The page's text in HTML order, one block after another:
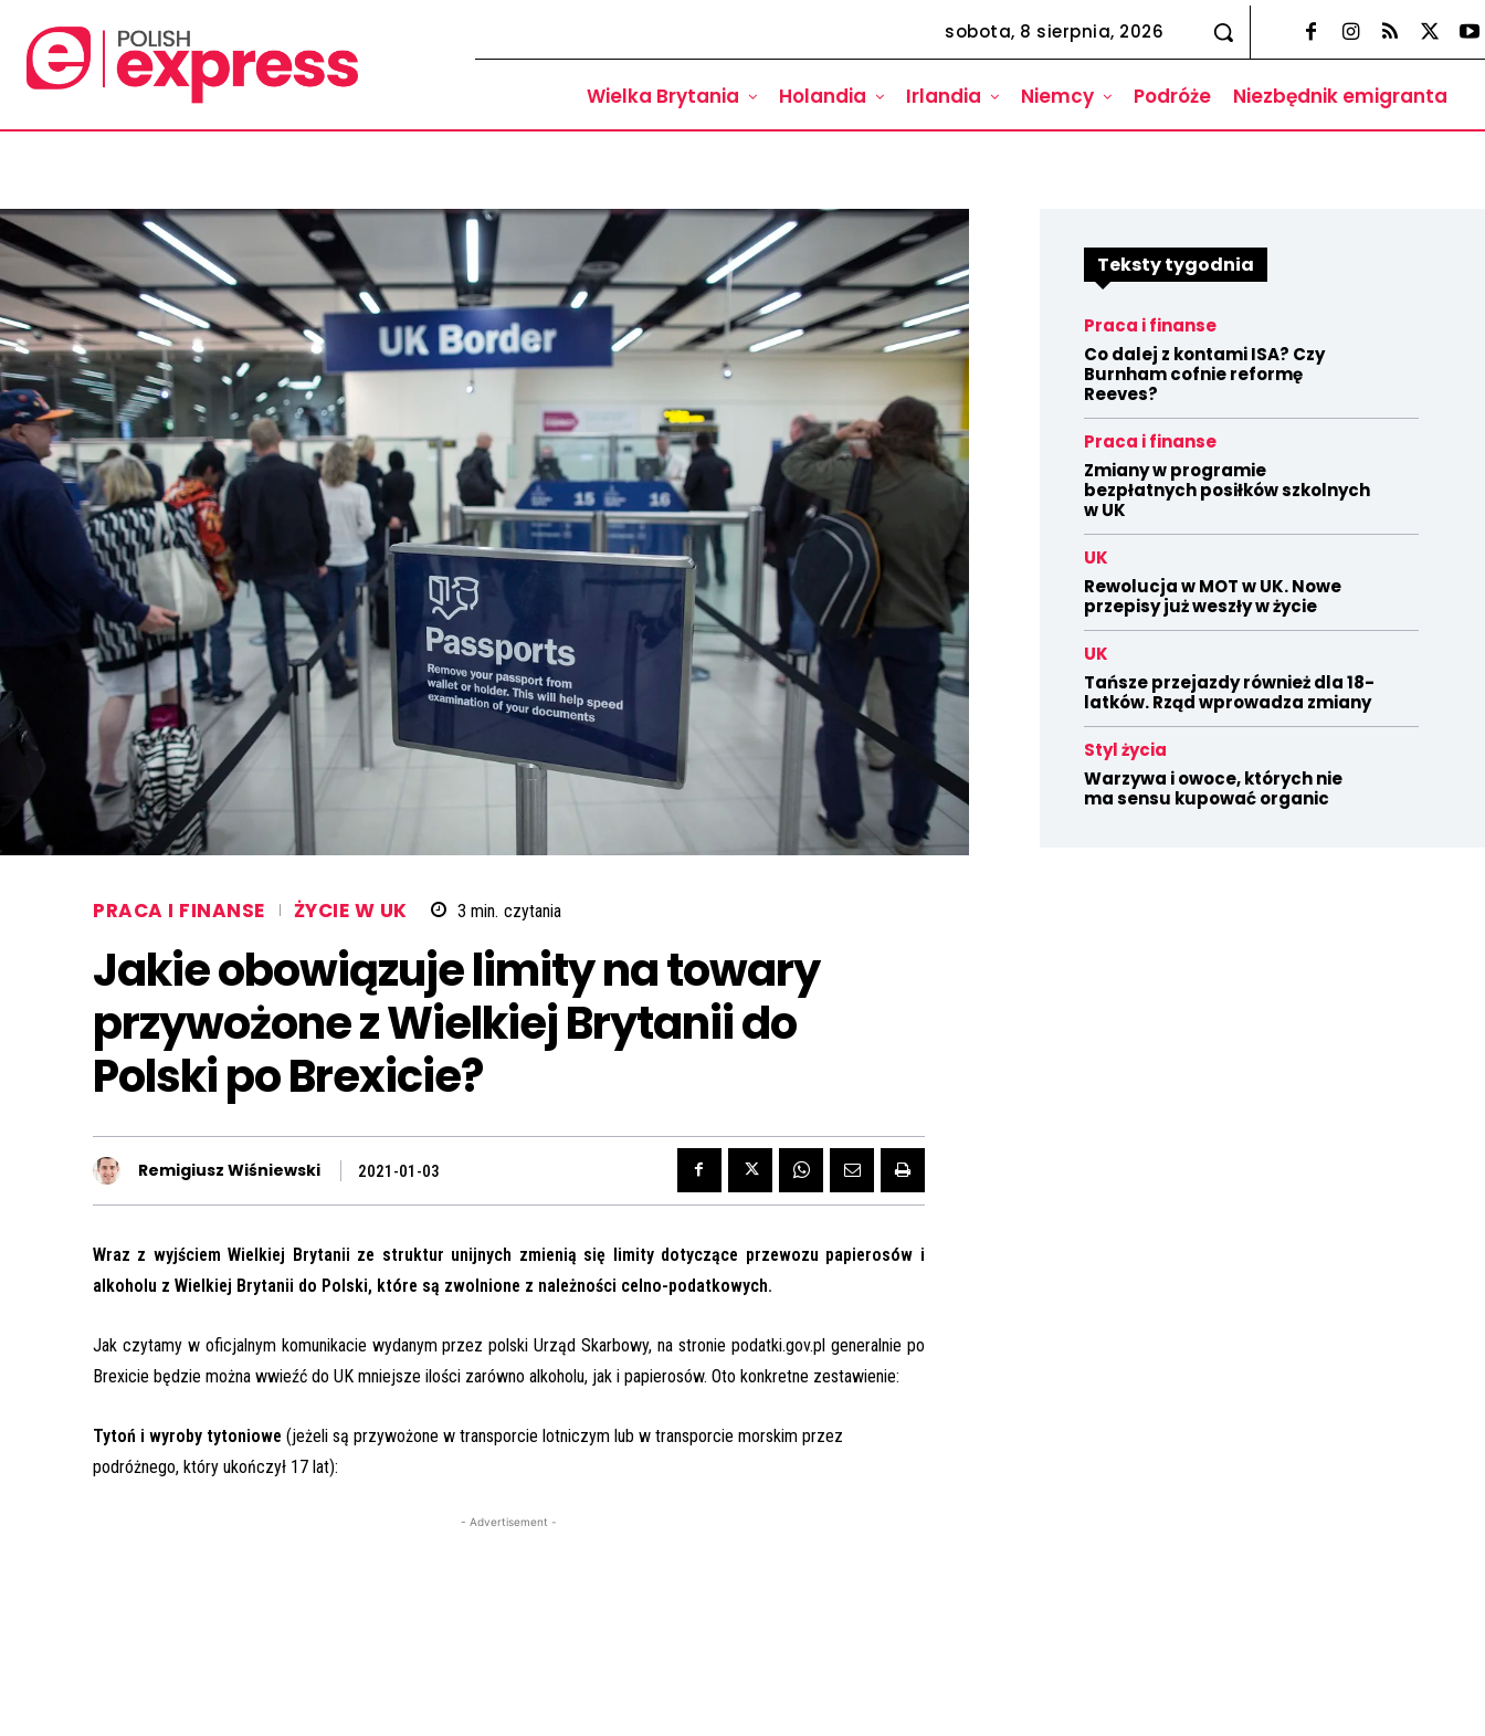
sobota, 8 sierpnia, 2026
Wielka Brytania Holandia Irlandia Niemcy Podróże Niezbędnik emigranta
PRACA I FINANSE ŻYCIE W UK 3 min. czytania
Jakie obowiązuje limity na towary
przywożone z Wielkiej Brytanii do
Polski po Brexicie?
Remigiusz Wiśniewski 2021-01-03
Wraz z wyjściem Wielkiej Brytanii ze struktur unijnych zmienią się limity dotyczące przewozu papierosów i
alkoholu z Wielkiej Brytanii do Polski, które są zwolnione z należności celno-podatkowych.
Jak czytamy w oficjalnym komunikacie wydanym przez polski Urząd Skarbowy, na stronie podatki.gov.pl generalnie po
Brexicie będzie można wwieźć do UK mniejsze ilości zarówno alkoholu, jak i papierosów. Oto konkretne zestawienie:
Tytoń i wyroby tytoniowe (jeżeli są przywożone w transporcie lotniczym lub w transporcie morskim przez
podróżnego, który ukończył 17 lat):
- Advertisement -
Teksty tygodnia
Praca i finanse
Co dalej z kontami ISA? Czy
Burnham cofnie reformę
Reeves?
Praca i finanse
Zmiany w programie
bezpłatnych posiłków szkolnych
w UK
UK
Rewolucja w MOT w UK. Nowe
przepisy już weszły w życie
UK
Tańsze przejazdy również dla 18-
latków. Rząd wprowadza zmiany
Styl życia
Warzywa i owoce, których nie
ma sensu kupować organic